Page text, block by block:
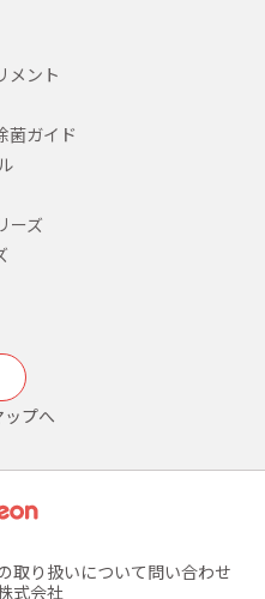
メント
菌ガイド
ーズ
プへ
取り扱いについて問い合わせ
式会社